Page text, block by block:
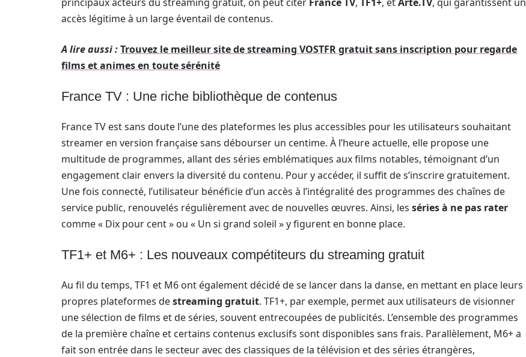
accès légitime à un large éventail de contenus.
A lire aussi :Trouvez le meilleur site de streaming VOSTFR gratuit sans inscription pour regarde
films et animes en toute sérénité
France TV : Une riche bibliothèque de contenus
France TV est sans doute l’une des plateformes les plus accessibles pour les utilisateurs souhaitant
streamer en version française sans débourser un centime. À l’heure actuelle, elle propose une
multitude de programmes, allant des séries emblématiques aux films notables, témoignant d’un
engagement clair envers la diversité du contenu. Pour y accéder, il suffit de s’inscrire gratuitement.
Une fois connecté, l’utilisateur bénéficie d’un accès à l’intégralité des programmes des chaînes de
service public, renouvelés régulièrement avec de nouvelles œuvres. Ainsi, les séries à ne pas rater
comme « Dix pour cent » ou « Un si grand soleil » y figurent en bonne place.
TF1+ et M6+ : Les nouveaux compétiteurs du streaming gratuit
Au fil du temps, TF1 et M6 ont également décidé de se lancer dans la danse, en mettant en place leurs
propres plateformes destreaming gratuit. TF1+, par exemple, permet aux utilisateurs de visionner
une sélection de films et de séries, souvent entrecoupées de publicités. L’ensemble des programmes
de la première chaîne et certains contenus exclusifs sont disponibles sans frais. Parallèlement, M6+ a
fait son entrée dans le secteur avec des classiques de la télévision et des séries étrangères,